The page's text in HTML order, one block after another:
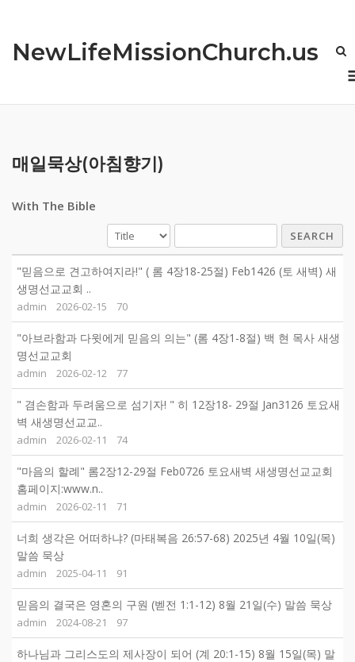
content
NewLifeMissionChurch.us
매일묵상(아침향기)
With The Bible
SEARCH
"믿음으로 견고하여지라!" ( 롬 4장18-25절) Feb1426 (토 새벽) 새
생명선교교회 ..
admin 2026-02-15 70
"아브라함과 다윗에게 믿음의 의는" (롬 4장1-8절) 백 현 목사 새생
명선교교회
admin 2026-02-12 77
" 겸손함과 두려움으로 섬기자! " 히 12장18- 29절 Jan3126 토요새
벽 새생명선교교..
admin 2026-02-11 74
"마음의 할례" 롬2장12-29절 Feb0726 토요새벽 새생명선교교회
홈페이지:www.n..
admin 2026-02-11 71
너희 생각은 어떠하냐? (마태복음 26:57-68) 2025년 4월 10일(목)
말씀 묵상
admin 2025-04-11 91
믿음의 결국은 영혼의 구원 (벧전 1:1-12) 8월 21일(수) 말씀 묵상
admin 2024-08-21 97
하나님과 그리스도의 제사장이 되어 (계 20:1-15) 8월 15일(목) 말